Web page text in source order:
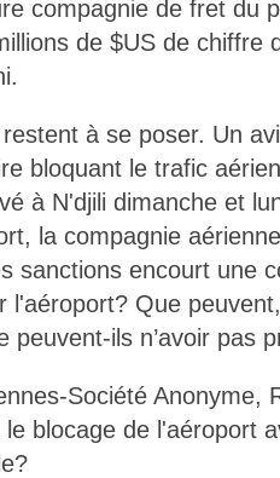
compagnie de fret du
de $US de chiffre
à se poser. Un
bloquant le trafic
à N'djili dimanche et
la compagnie
sanctions encourt une
l'aéroport? Que
peuvent-ils n’avoir pas
Société Anonyme,
blocage de l'aéroport